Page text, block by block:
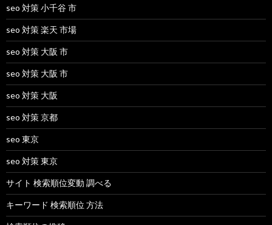
seo 対策 小千谷 市
seo 対策 楽天 市場
seo 対策 大阪 市
seo 対策 大阪 市
seo 対策 大阪
seo 対策 京都
seo 東京
seo 対策 東京
サイト 検索順位変動 調べる
キーワード 検索順位 方法